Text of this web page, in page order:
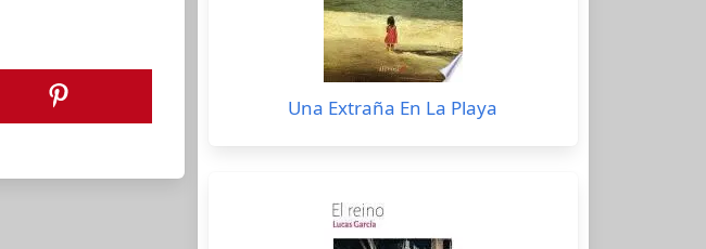
Una Extraña En La Playa